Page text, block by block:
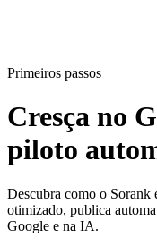
Primeiros passos
Cresça no
piloto
Descubra como o Sorank
otimizado, publica
Google e na IA.